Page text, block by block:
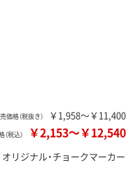
価格（税抜き） ￥1,958～￥11,400
税込） ￥2,153～￥12,540
リジナル・チョークマーカー